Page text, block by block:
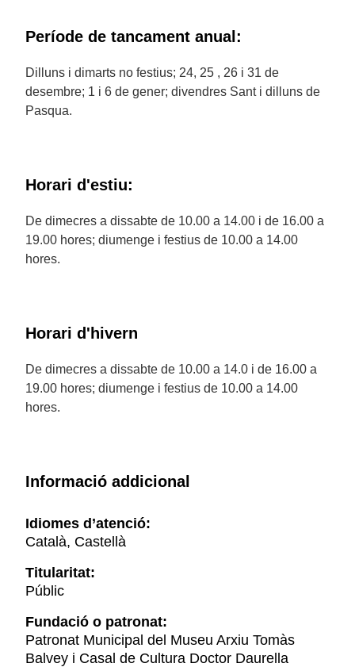
Període de tancament anual:
Dilluns i dimarts no festius; 24, 25 , 26 i 31 de
desembre; 1 i 6 de gener; divendres Sant i dilluns de
Pasqua.
Horari d'estiu:
De dimecres a dissabte de 10.00 a 14.00 i de 16.00 a
19.00 hores; diumenge i festius de 10.00 a 14.00
hores.
Horari d'hivern
De dimecres a dissabte de 10.00 a 14.0 i de 16.00 a
19.00 hores; diumenge i festius de 10.00 a 14.00
hores.
Informació addicional
Idiomes d’atenció:
Català, Castellà
Titularitat:
Públic
Fundació o patronat:
Patronat Municipal del Museu Arxiu Tomàs
Balvey i Casal de Cultura Doctor Daurella